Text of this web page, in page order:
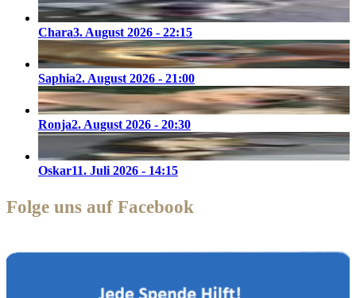
Chara3. August 2026 - 22:15
Saphia2. August 2026 - 21:00
Ronja2. August 2026 - 20:30
Oskar11. Juli 2026 - 14:15
Folge uns auf Facebook